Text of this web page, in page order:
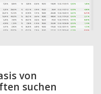
von
suchen